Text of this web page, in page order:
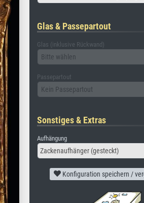
Glas & Passepartout
Glas (inklusive Rückwand)
Bitte wählen
Passepartout
Kein Passepartout
Sonstiges & Extras
Aufhängung
Zackenaufhänger (gesteckt)
Konfiguration speichern /